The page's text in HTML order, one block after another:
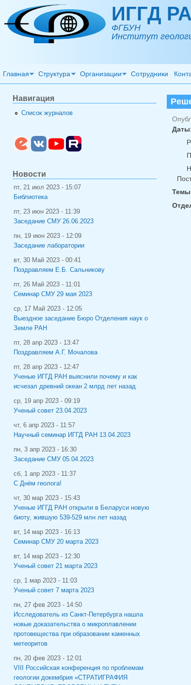
Перейти к основному содержанию ИГГД
ФГБУН
Институт
Главная Структура Организации Сотрудники
Навигация
Список журналов
Новости
пт, 21 июл 2023 - 15:07
Библиотека
пт, 23 июн 2023 - 11:39
Заседание СМУ 26.06.2023
пн, 19 июн 2023 - 12:09
Заседание лаборатории
вт, 30 Май 2023 - 00:41
Поздравляем Е.Б. Сальникову
пт, 26 Май 2023 - 11:01
Семинар СМУ 29 мая 2023
ср, 17 Май 2023 - 12:05
Выездное заседание Бюро Отделения наук о
Земле РАН
пт, 28 апр 2023 - 13:47
Поздравляем А.Г. Мочалова
пт, 28 апр 2023 - 12:47
Ученые ИГГД РАН выяснили почему и как
исчезал древний океан 2 млрд лет назад
ср, 19 апр 2023 - 09:19
Ученый совет 23.04.2023
чт, 6 апр 2023 - 11:57
Научный семинар ИГГД РАН 13.04.2023
пн, 3 апр 2023 - 16:30
Заседание СМУ 05.04.2023
сб, 1 апр 2023 - 11:37
С Днём геолога!
чт, 30 мар 2023 - 15:43
Ученые ИГГД РАН открыли в Беларуси новую
биоту, жившую 539-529 млн лет назад
вт, 14 мар 2023 - 16:13
Семинар СМУ 20 марта 2023
вт, 14 мар 2023 - 12:30
Ученый совет 21 марта 2023
ср, 1 мар 2023 - 11:03
Ученый совет 7 марта 2023
пн, 27 фев 2023 - 14:50
Исследователь из Санкт-Петербурга нашла
новые доказательства о микроплавлении
протовещества при образовании каменных
метеоритов
пн, 20 фев 2023 - 12:01
VIII Российская конференция по проблемам
геологии докембрия «СТРАТИГРАФИЯ